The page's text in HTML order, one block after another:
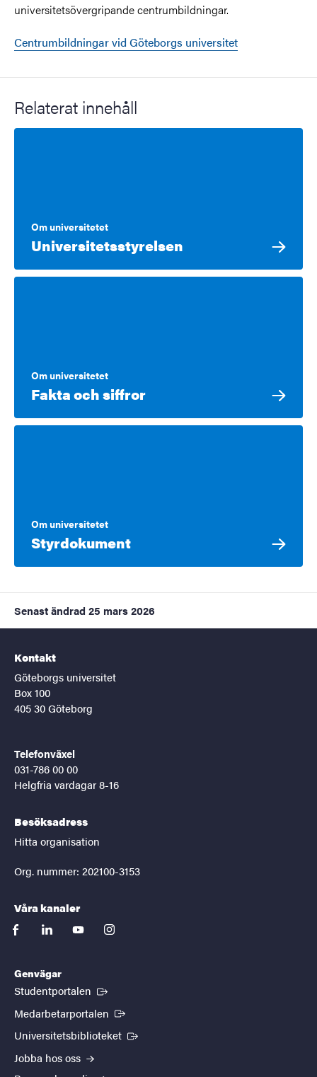
universitetsövergripande centrumbildningar.
Centrumbildningar vid Göteborgs universitet
Relaterat innehåll
Om universitetet
Universitetsstyrelsen
Om universitetet
Fakta och siffror
Om universitetet
Styrdokument
Senast ändrad 25 mars 2026
Kontakt
Göteborgs universitet
Box 100
405 30 Göteborg
Telefonväxel
031-786 00 00
Helgfria vardagar 8-16
Besöksadress
Hitta organisation
Org. nummer: 202100-3153
Våra kanaler
facebooklinkedinyoutubeinstagram
Genvägar
Studentportalen (Extern länk)
Medarbetarportalen (Extern länk)
Universitetsbiblioteket (Extern länk)
Jobba hos oss